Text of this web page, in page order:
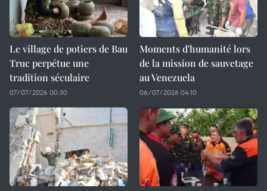
Le village de potiers de Bau
Truc perpétue une
tradition séculaire
07/07/2026 00:30
Moments d'humanité lors
de la mission de sauvetage
au Venezuela
06/07/2026 04:10